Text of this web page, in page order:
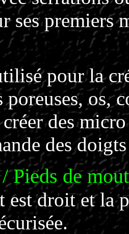
ses premiers
pour la
poreuses, os,
des
des
/ Pieds de
est droit et la